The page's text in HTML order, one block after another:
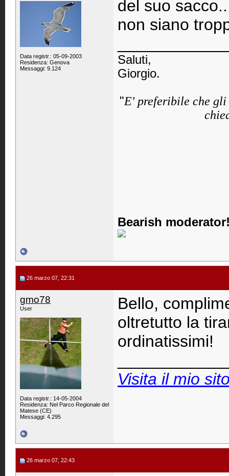
Data registr.: 05-09-2003
Residenza: Genova
Messaggi: 9.124
del suo
non siano
Saluti,
Giorgio.
"E' preferibile che
Bearish
26 marzo 07, 22:31
gmo78
User
Data registr.: 14-05-2004
Residenza: Nel Parco Regionale del
Matese (CE)
Messaggi: 4.295
Bello,
oltretutto la
ordinatissimi!
Visita il mio
26 marzo 07, 22:43